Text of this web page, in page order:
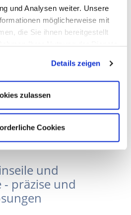
und Analysen weiter. Unsere
möglicherweise mit
die Sie ihnen bereitgestellt
Webseite weiterhin nutzen.
Details zeigen
zulassen
Cookies
und
- präzise und